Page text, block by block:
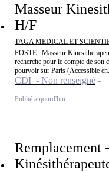
Masseur
H/F
TAGA MEDICAL ET
POSTE : Masseur
recherche pour le compte de son
pourvoir sur Paris (Accessible
CDI - Non renseigné
Publié aujourd'hui
Remplacement